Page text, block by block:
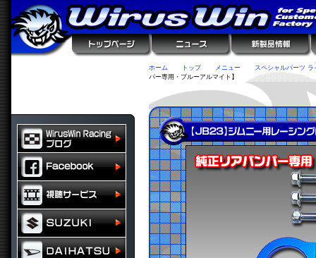
ホーム トップ メニュー
スペシャルパーツ ラ
パー専用・ブルーアルマイト】